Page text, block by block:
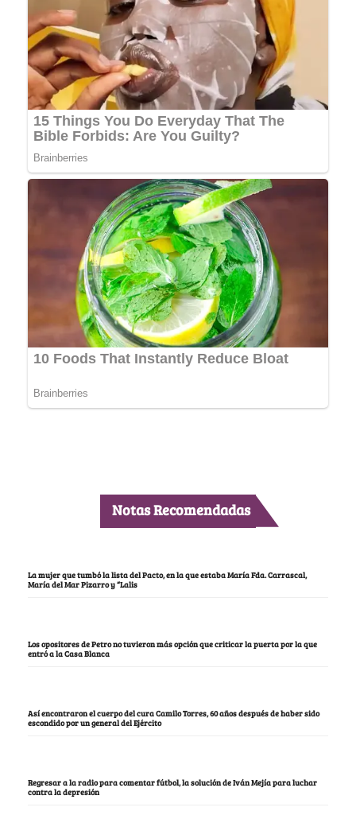
Notas Recomendadas
La mujer que tumbó la lista del Pacto, en la que estaba María Fda. Carrascal,
María del Mar Pizarro y “Lalis
Los opositores de Petro no tuvieron más opción que criticar la puerta por la que
entró a la Casa Blanca
Así encontraron el cuerpo del cura Camilo Torres, 60 años después de haber sido
escondido por un general del Ejército
Regresar a la radio para comentar fútbol, la solución de Iván Mejía para luchar
contra la depresión